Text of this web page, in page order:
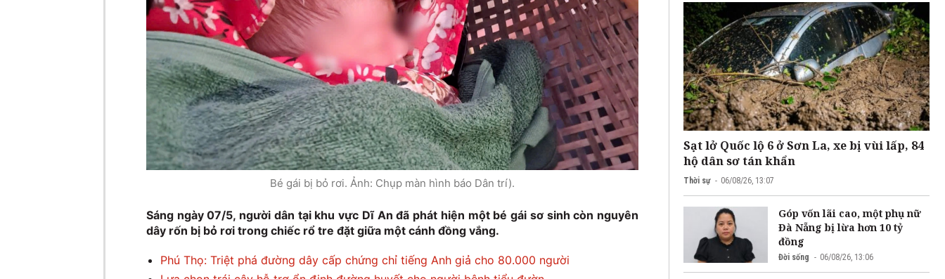
Bé gái bị bỏ rơi. Ảnh: Chụp màn hình báo Dân trí).
Sáng ngày 07/5, người dân tại khu vực Dĩ An đã phát hiện một bé gái sơ sinh còn nguyên
dây rốn bị bỏ rơi trong chiếc rổ tre đặt giữa một cánh đồng vắng.
Phú Thọ: Triệt phá đường dây cấp chứng chỉ tiếng Anh giả cho 80.000 người
Sạt lở Quốc lộ 6 ở Sơn La, xe bị vùi lấp, 84
hộ dân sơ tán khẩn
Thời sự 06/08/26, 13:07
Góp vốn lãi cao, một phụ nữ
Đà Nẵng bị lừa hơn 10 tỷ
đồng
Đời sống 06/08/26, 13:06